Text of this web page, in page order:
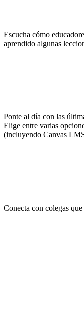
Escucha cómo
aprendido algunas
Ponte al día con las
Elige entre varias
(incluyendo Canvas
Conecta con colegas